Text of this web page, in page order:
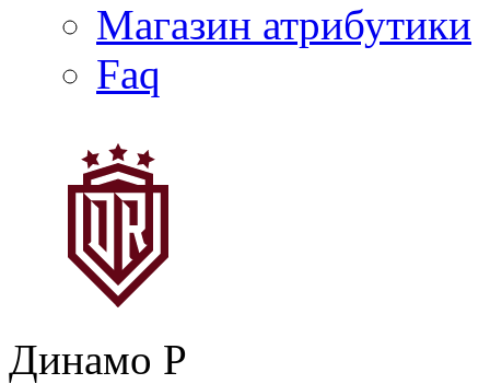
Магазин атрибутики
Faq
Динамо Р